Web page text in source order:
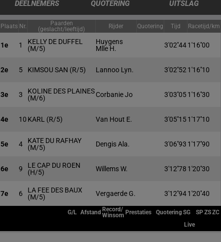
DEELNEMERS QUOTERING UITSLAG
Plaats Nr.
Paarden
(geslacht/leeftijd)
Rijder Quotering Tijd Racetijd/km
1e 1
KELLY DE DUFFEL
(M/5)
Huygens
Mlle H.
3'02''441'16''00
2e 5 KIMSOU SAN (R/5) Lannoo Lyn. 3'02''52 1'16''10
3e 3
KOLINE DES PLAINES
(M/6)
Corbanie Jo 3'03''051'16''30
4e 10 KARL (R/5) Van Hout E. 3'05''151'17''10
5e 4
KATE DU RAFHAY
(M/5)
Dengis Ala. 3'06''93 1'17''90
6e 9
LE CAP DU ROEN
(H/5)
Willems W. 3'12''78 1'20''30
7e 6
LA FEE DES BAUX
(M/5)
Vergaerde G. 3'12''941'20''40
G/L Afstand Record/
Winsom Prestaties QuoteringSG SPZSZC
Live